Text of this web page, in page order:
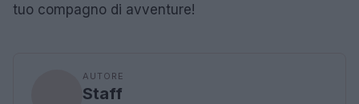
tuo compagno di avventure!
AUTORE
Staff